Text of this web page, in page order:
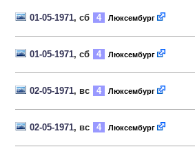
01-05-1971, сб 4 Люксембург
01-05-1971, сб 4 Люксембург
02-05-1971, вс 4 Люксембург
02-05-1971, вс 4 Люксембург